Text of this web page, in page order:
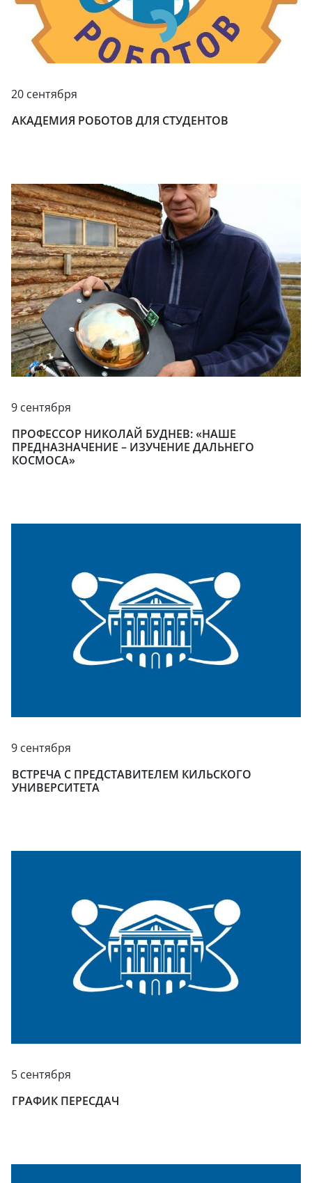
20 сентября
АКАДЕМИЯ РОБОТОВ ДЛЯ СТУДЕНТОВ
9 сентября
ПРОФЕССОР НИКОЛАЙ БУДНЕВ: «НАШЕ
ПРЕДНАЗНАЧЕНИЕ – ИЗУЧЕНИЕ ДАЛЬНЕГО
КОСМОСА»
9 сентября
ВСТРЕЧА С ПРЕДСТАВИТЕЛЕМ КИЛЬСКОГО
УНИВЕРСИТЕТА
5 сентября
ГРАФИК ПЕРЕСДАЧ